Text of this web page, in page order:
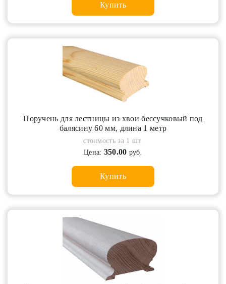
Купить
Поручень для лестницы из хвои бессучковый под
балясину 60 мм, длина 1 метр
стоимость за 1 шт.
Цена: 350.00 руб.
Купить